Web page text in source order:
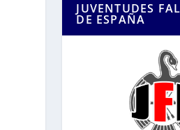
JUVENTUDES
DE ESPAÑA